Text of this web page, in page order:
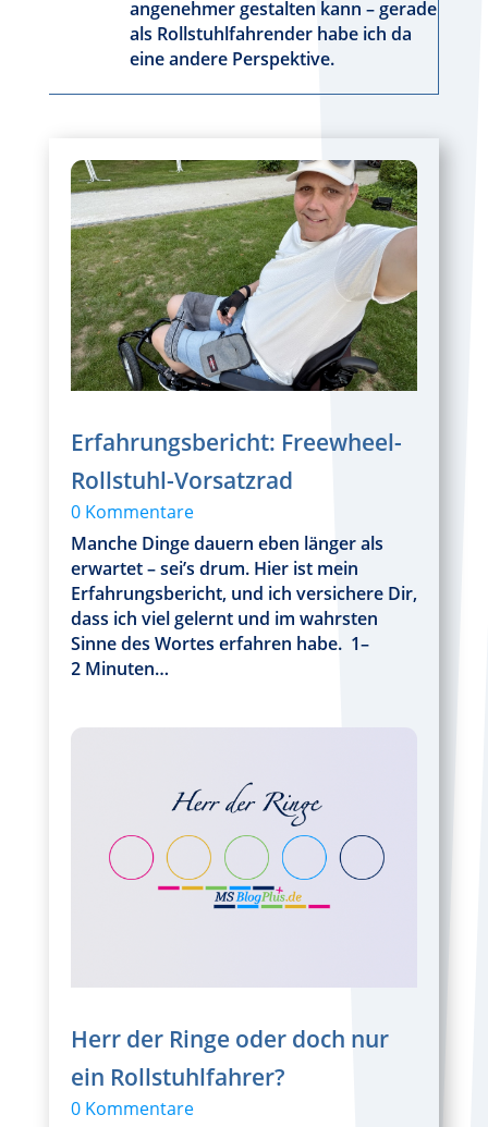
angenehmer gestalten kann – gerade
als Rollstuhlfahrender habe ich da
eine andere Perspektive.
Erfahrungsbericht: Freewheel-
Rollstuhl-Vorsatzrad
0 Kommentare
Manche Dinge dauern eben länger als
erwartet – sei’s drum. Hier ist mein
Erfahrungsbericht, und ich versichere Dir,
dass ich viel gelernt und im wahrsten
Sinne des Wortes erfahren habe. 1–
2 Minuten…
Herr der Ringe oder doch nur
ein Rollstuhlfahrer?
0 Kommentare